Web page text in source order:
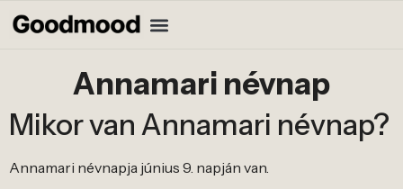
Annamari névnap
Mikor van Annamari névnap?
Annamari névnapja június 9. napján van.